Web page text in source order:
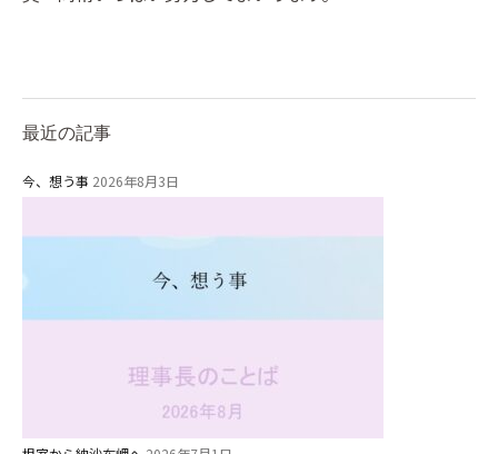
最近の記事
今、想う事 2026年8月3日